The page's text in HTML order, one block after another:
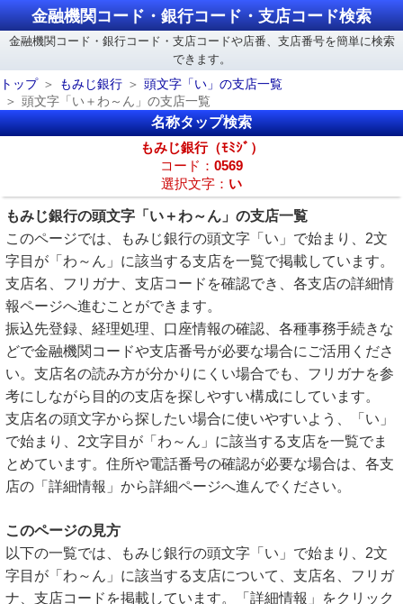
金融機関コード・銀行コード・支店コード検索
金融機関コード・銀行コード・支店コードや店番、支店番号を簡単に検索
できます。
トップ
もみじ銀行
頭文字「い」の支店一覧
頭文字「い＋わ～ん」の支店一覧
名称タップ検索
もみじ銀行（ﾓﾐｼﾞ）
コード： 0569
選択文字： い
もみじ銀行の頭文字「い＋わ～ん」の支店一覧
このページでは、もみじ銀行の頭文字「い」で始まり、2文
字目が「わ～ん」に該当する支店を一覧で掲載しています。
支店名、フリガナ、支店コードを確認でき、各支店の詳細情
報ページへ進むことができます。
振込先登録、経理処理、口座情報の確認、各種事務手続きな
どで金融機関コードや支店番号が必要な場合にご活用くださ
い。支店名の読み方が分かりにくい場合でも、フリガナを参
考にしながら目的の支店を探しやすい構成にしています。
支店名の頭文字から探したい場合に使いやすいよう、「い」
で始まり、2文字目が「わ～ん」に該当する支店を一覧でま
とめています。住所や電話番号の確認が必要な場合は、各支
店の「詳細情報」から詳細ページへ進んでください。
このページの見方
以下の一覧では、もみじ銀行の頭文字「い」で始まり、2文
字目が「わ～ん」に該当する支店について、支店名、フリガ
ナ、支店コードを掲載しています。「詳細情報」をクリック